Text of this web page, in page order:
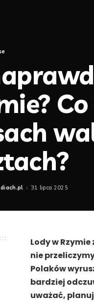
31 lipca 2025
Lody w
nie
Polaków
bardziej
uważać,